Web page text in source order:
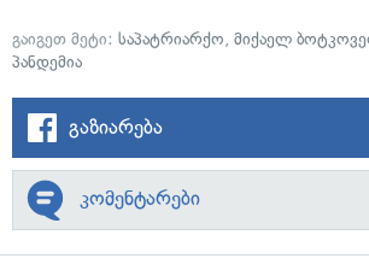
გაიგეთ მეტი: საპატრიარქო, მიქაელ
პანდემია
გაზიარება
კომენტარები